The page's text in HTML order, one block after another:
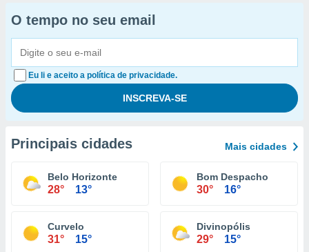
O tempo no seu email
Eu li e aceito a política de privacidade.
Principais cidades Mais cidades
Belo Horizonte
28° 13°
Bom Despacho
30° 16°
Curvelo
31° 15°
Divinopólis
29° 15°